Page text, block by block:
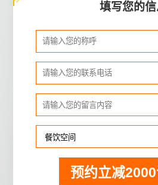
填写您的
预约立减